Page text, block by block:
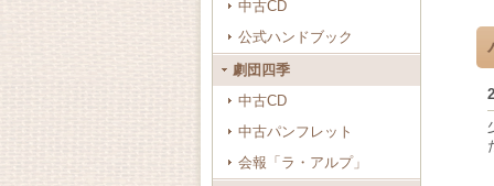
中古CD
公式ハンドブック
劇団四季
中古CD
中古パンフレット
会報「ラ・アルプ」